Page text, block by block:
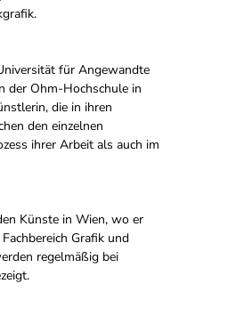
für Angewandte
der Ohm-Hochschule in
die in ihren
den einzelnen
ihrer Arbeit als auch im
Künste in Wien, wo er
Grafik und
regelmäßig bei